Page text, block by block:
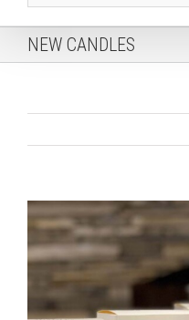
NEW CANDLES
View
Larger
Image